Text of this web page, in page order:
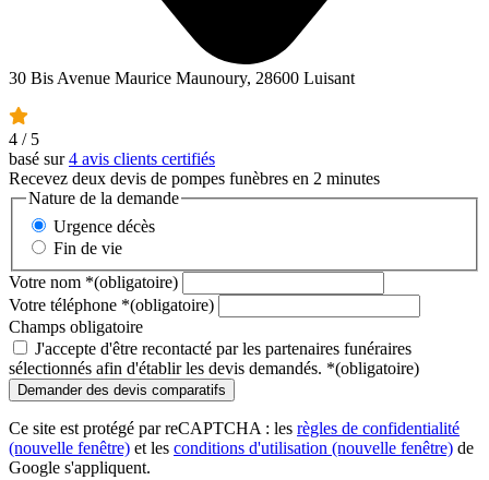
30 Bis Avenue Maurice Maunoury, 28600 Luisant
4 / 5
basé sur4 avis clients certifiés
Recevez deux devis de pompes funèbres en 2 minutes
Nature de la demande
Urgence décès
Fin de vie
Votre nom *(obligatoire)
Votre téléphone *(obligatoire)
Champs obligatoire
J'accepte d'être recontacté par les partenaires funéraires
sélectionnés afin d'établir les devis demandés. *(obligatoire)
Ce site est protégé par reCAPTCHA : les règles de confidentialité
(nouvelle fenêtre) et les conditions d'utilisation (nouvelle fenêtre) de
Google s'appliquent.